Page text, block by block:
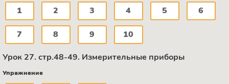
1 2 3 4 5 6
7 8 9 10
Урок 27. стр.48-49. Измерительные приборы
Упражнение